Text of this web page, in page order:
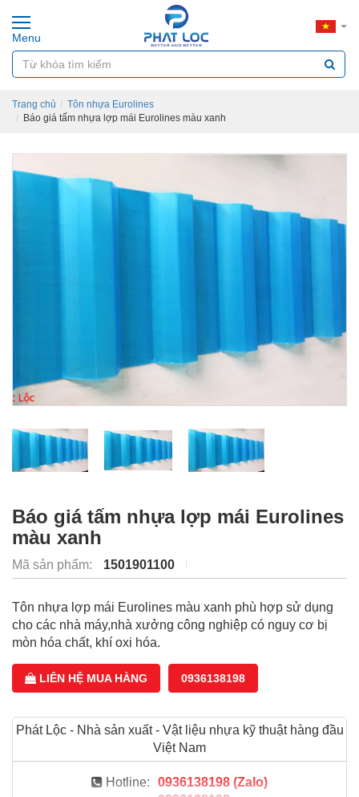
Menu
Trang chủ
Tôn nhựa Eurolines
Báo giá tấm nhựa lợp mái Eurolines màu xanh
Báo giá tấm nhựa lợp mái Eurolines
màu xanh
Mã sản phẩm: 1501901100
Tôn nhựa lợp mái Eurolines màu xanh phù hợp sử dụng
cho các nhà máy,nhà xưởng công nghiệp có nguy cơ bị
mòn hóa chất, khí oxi hóa.
LIÊN HỆ MUA HÀNG 0936138198
Phát Lộc - Nhà sản xuất - Vật liệu nhựa kỹ thuật hàng đầu
Việt Nam
Hotline:
0936138198 (Zalo)